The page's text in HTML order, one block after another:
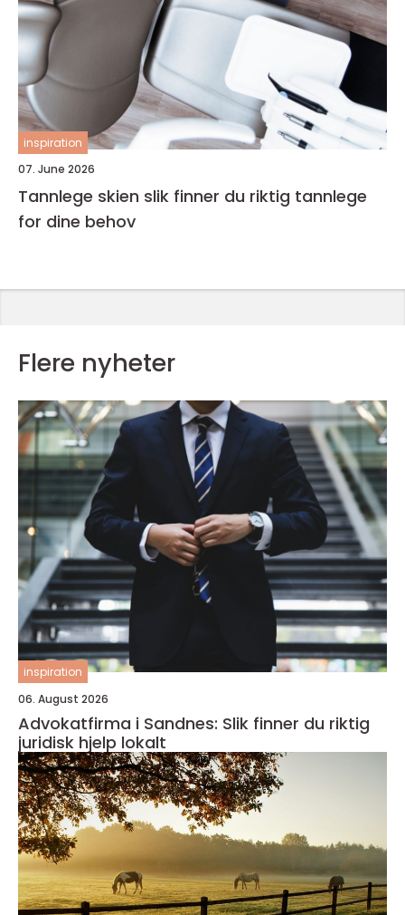
inspiration
07. June 2026
Tannlege skien slik finner du riktig tannlege
for dine behov
Flere nyheter
inspiration
06. August 2026
Advokatfirma i Sandnes: Slik finner du riktig
juridisk hjelp lokalt